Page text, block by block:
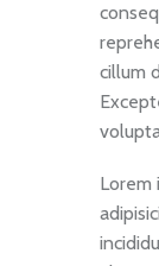
cillum
Lorem